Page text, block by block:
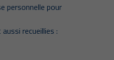
personnelle pour
recueillies :